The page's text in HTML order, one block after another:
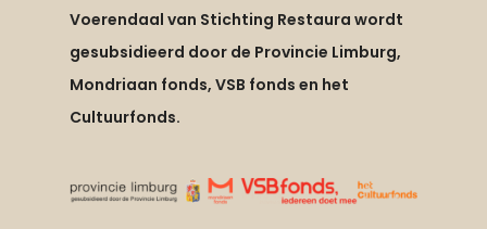
Voerendaal van Stichting Restaura wordt
gesubsidieerd door de Provincie Limburg,
Mondriaan fonds, VSB fonds en het
Cultuurfonds.